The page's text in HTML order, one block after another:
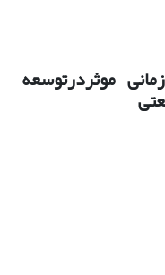
موثردرتوسعه